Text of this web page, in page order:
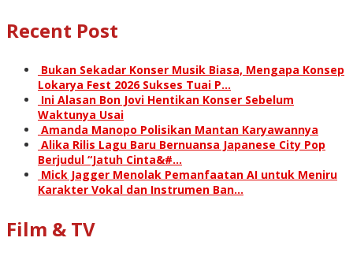
Recent Post
Bukan Sekadar Konser Musik Biasa, Mengapa Konsep
Lokarya Fest 2026 Sukses Tuai P…
Ini Alasan Bon Jovi Hentikan Konser Sebelum
Waktunya Usai
Amanda Manopo Polisikan Mantan Karyawannya
Alika Rilis Lagu Baru Bernuansa Japanese City Pop
Berjudul “Jatuh Cinta&#…
Mick Jagger Menolak Pemanfaatan AI untuk Meniru
Karakter Vokal dan Instrumen Ban…
Film & TV